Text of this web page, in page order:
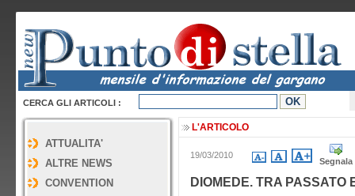
CERCA GLI ARTICOLI :
ATTUALITA'
ALTRE NEWS
CONVENTION
L'ARTICOLO
19/03/2010
Segnala
DIOMEDE. TRA PASSATO